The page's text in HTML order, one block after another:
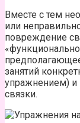
Вместе с тем
или
повреждение
занятий
упражнением) и
связки.